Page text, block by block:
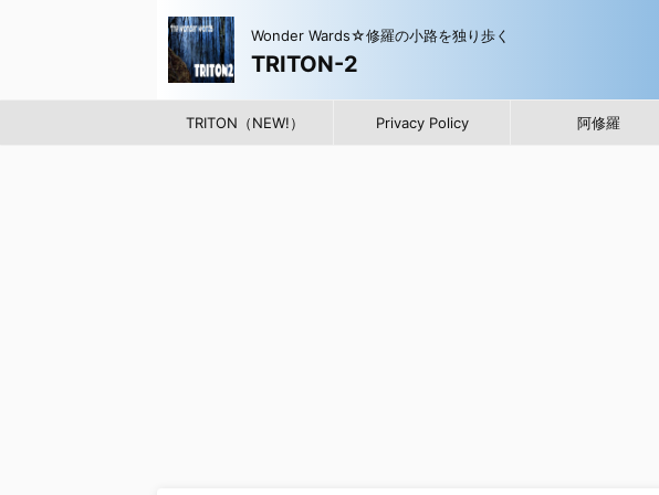
Wonder Wards☆修羅の小路を独り歩く
TRITON-2
TRITON（NEW!） Privacy Policy 阿修羅